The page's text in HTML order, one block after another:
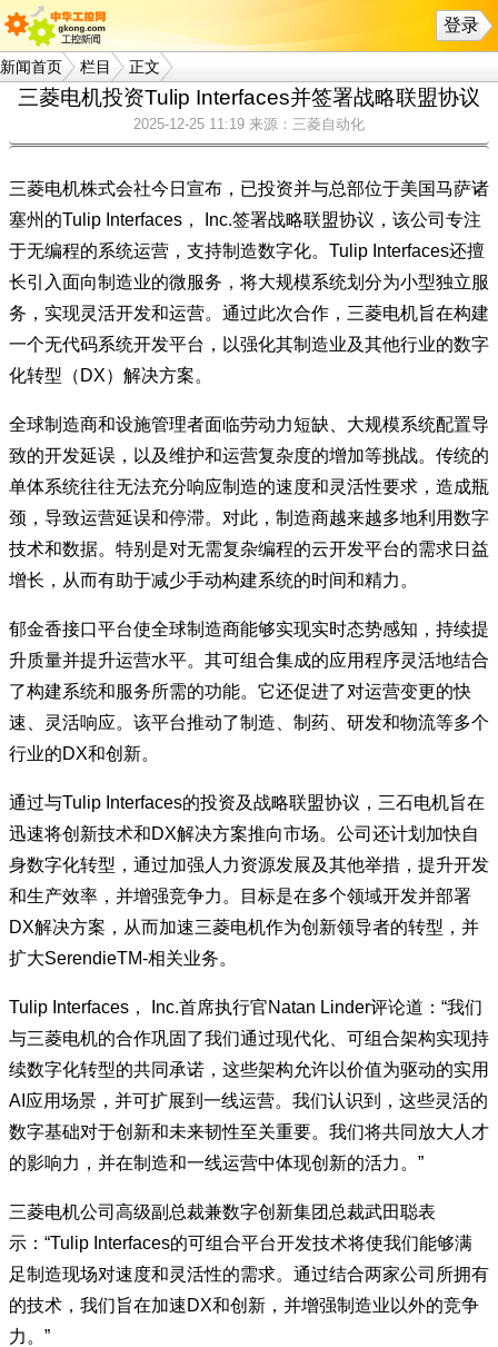
登录
新闻首页 栏目 正文
三菱电机投资Tulip Interfaces并签署战略联盟协议
2025-12-25 11:19 来源：三菱自动化
三菱电机株式会社今日宣布，已投资并与总部位于美国马萨诸
塞州的Tulip Interfaces， Inc.签署战略联盟协议，该公司专注
于无编程的系统运营，支持制造数字化。Tulip Interfaces还擅
长引入面向制造业的微服务，将大规模系统划分为小型独立服
务，实现灵活开发和运营。通过此次合作，三菱电机旨在构建
一个无代码系统开发平台，以强化其制造业及其他行业的数字
化转型（DX）解决方案。
全球制造商和设施管理者面临劳动力短缺、大规模系统配置导
致的开发延误，以及维护和运营复杂度的增加等挑战。传统的
单体系统往往无法充分响应制造的速度和灵活性要求，造成瓶
颈，导致运营延误和停滞。对此，制造商越来越多地利用数字
技术和数据。特别是对无需复杂编程的云开发平台的需求日益
增长，从而有助于减少手动构建系统的时间和精力。
郁金香接口平台使全球制造商能够实现实时态势感知，持续提
升质量并提升运营水平。其可组合集成的应用程序灵活地结合
了构建系统和服务所需的功能。它还促进了对运营变更的快
速、灵活响应。该平台推动了制造、制药、研发和物流等多个
行业的DX和创新。
通过与Tulip Interfaces的投资及战略联盟协议，三石电机旨在
迅速将创新技术和DX解决方案推向市场。公司还计划加快自
身数字化转型，通过加强人力资源发展及其他举措，提升开发
和生产效率，并增强竞争力。目标是在多个领域开发并部署
DX解决方案，从而加速三菱电机作为创新领导者的转型，并
扩大SerendieTM-相关业务。
Tulip Interfaces， Inc.首席执行官Natan Linder评论道：“我们
与三菱电机的合作巩固了我们通过现代化、可组合架构实现持
续数字化转型的共同承诺，这些架构允许以价值为驱动的实用
AI应用场景，并可扩展到一线运营。我们认识到，这些灵活的
数字基础对于创新和未来韧性至关重要。我们将共同放大人才
的影响力，并在制造和一线运营中体现创新的活力。”
三菱电机公司高级副总裁兼数字创新集团总裁武田聪表
示：“Tulip Interfaces的可组合平台开发技术将使我们能够满
足制造现场对速度和灵活性的需求。通过结合两家公司所拥有
的技术，我们旨在加速DX和创新，并增强制造业以外的竞争
力。”